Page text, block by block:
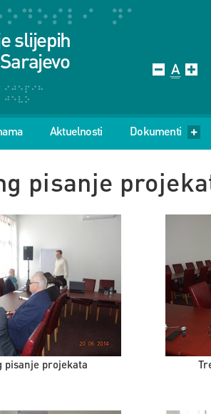
slijepih
Aktuelnosti Dokumenti
pisanje
pisanje projekata